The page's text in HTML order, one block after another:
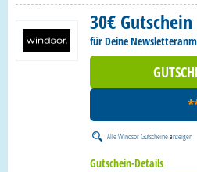
30€ Gutschein
für Deine
AlleWindsor Gutscheineanzeigen
Gutschein-Details